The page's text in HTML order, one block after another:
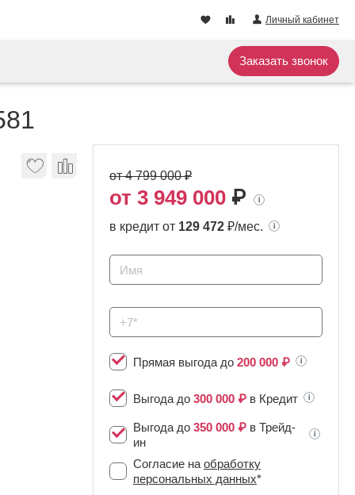
Личный кабинет
Заказать звонок
от 4 799 000 ₽
от 3 949 000 ₽
в кредит от 129 472 ₽/мес.
Прямая выгода до 200 000 ₽
Выгода до 300 000 ₽ в Кредит
Выгода до 350 000 ₽ в Трейд-
ин
Согласие на обработку
персональных данных*